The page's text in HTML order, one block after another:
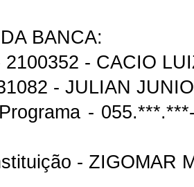
BANCA:
2100352 - CACIO
- JULIAN
-
- ZIGOMAR